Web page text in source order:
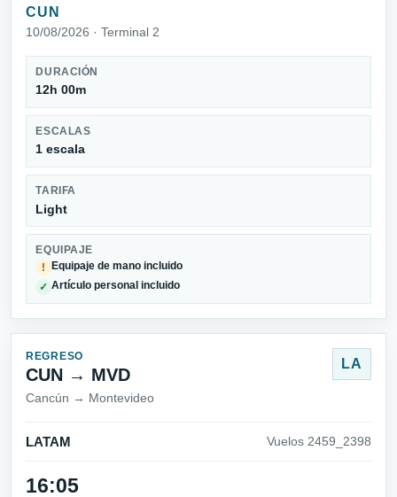
CUN
10/08/2026 · Terminal 2
DURACIÓN
12h 00m
ESCALAS
1 escala
TARIFA
Light
EQUIPAJE
!
Equipaje de mano incluido
✓ Artículo personal incluido
REGRESO
CUN → MVD
Cancún → Montevideo
LA
LATAM Vuelos 2459_2398
16:05